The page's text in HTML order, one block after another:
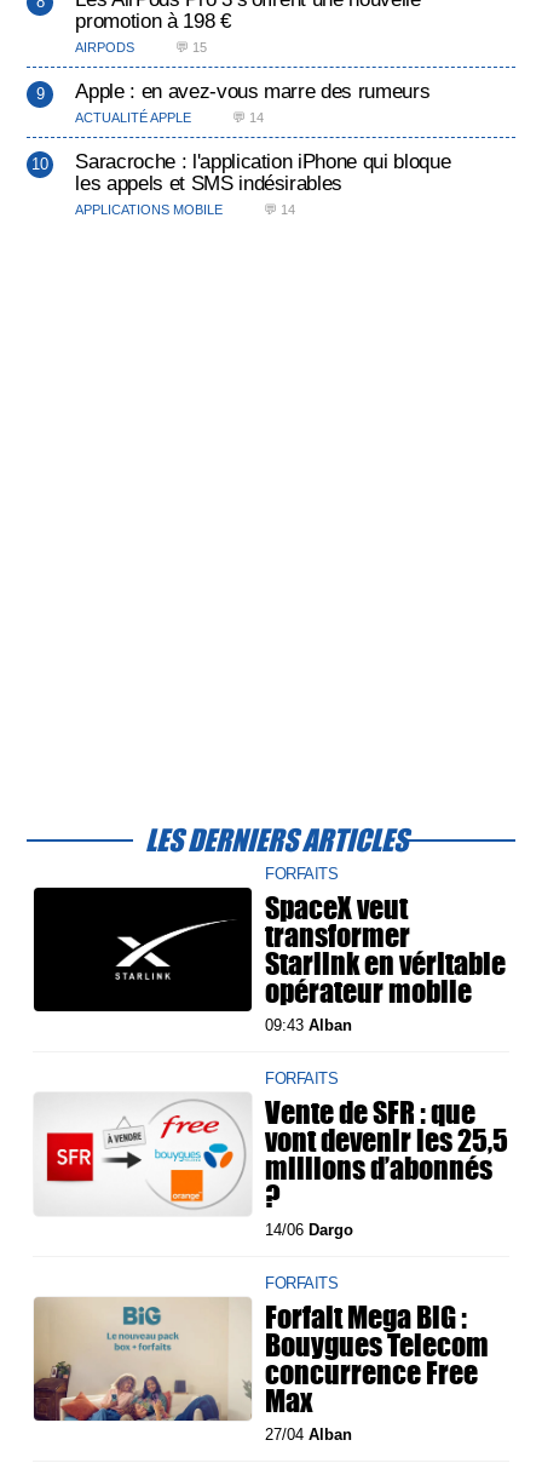
promotion à 198 €
AIRPODS 💬 15
Apple : en avez-vous marre des rumeurs
ACTUALITÉ APPLE 💬 14
Saracroche : l'application iPhone qui bloque
les appels et SMS indésirables
APPLICATIONS MOBILE 💬 14
LES DERNIERS ARTICLES
FORFAITS
SpaceX veut
transformer
Starlink en véritable
opérateur mobile
09:43Alban
FORFAITS
Vente de SFR : que
vont devenir les 25,5
millions d’abonnés
?
14/06 Dargo
FORFAITS
Forfait Mega BiG :
Bouygues Telecom
concurrence Free
Max
27/04Alban